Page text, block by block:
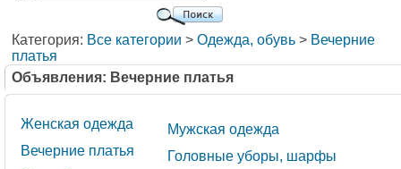
Категория: Все категории > Одежда, обувь > Вечерние
платья
Объявления: Вечерние платья
Женская одежда
Вечерние платья
Мужская одежда
Головные уборы, шарфы